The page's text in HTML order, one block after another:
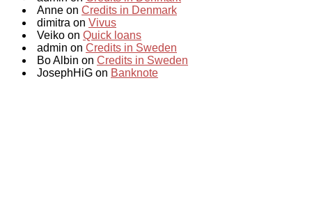
Anne on Credits in Denmark
dimitra on Vivus
Veiko on Quick loans
admin on Credits in Sweden
Bo Albin on Credits in Sweden
JosephHiG on Banknote